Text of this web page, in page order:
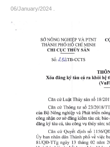
06/January/2024